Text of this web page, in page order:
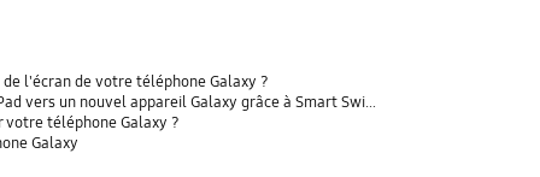
l'écran de votre téléphone Galaxy ?
un nouvel appareil Galaxy grâce à Smart Switch ?
votre téléphone Galaxy ?
Galaxy